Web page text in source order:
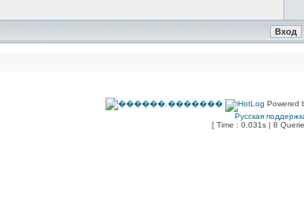
Powered
Русская
[ Time : 0.031s | 8